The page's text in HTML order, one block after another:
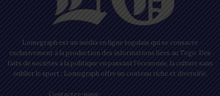
Lomegraph est un média en ligne togolais qui se consacre
exclusivement à la production des informations liées au Togo. Des
faits de sociétés à la politique en passant l’économie, la culture sans
oublier le sport ; Lomegraph offre un contenu riche et diversifié.